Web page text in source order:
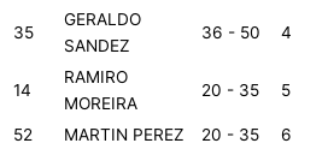
35
GERALDO
SANDEZ
36 - 50 4
14
RAMIRO
MOREIRA
20 - 35 5
52 MARTIN PEREZ 20 - 35 6